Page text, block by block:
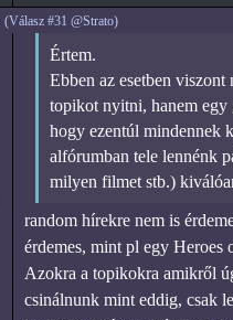
(Válasz #31 @Strato)
Értem.
Ebben az esetben
topikot nyitni, hanem egy
hogy ezentúl mindennek
alfórumban tele lennénk
milyen filmet stb.)
random hírekre nem is
érdemes, mint pl egy
Azokra a topikokra amikről
csinálnunk mint eddig, csak